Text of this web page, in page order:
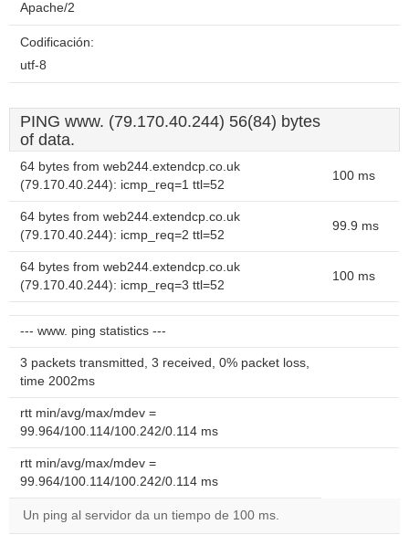
Apache/2
Codificación:
utf-8
PING www. (79.170.40.244) 56(84) bytes
of data.
64 bytes from web244.extendcp.co.uk
(79.170.40.244): icmp_req=1 ttl=52
100 ms
64 bytes from web244.extendcp.co.uk
(79.170.40.244): icmp_req=2 ttl=52
99.9 ms
64 bytes from web244.extendcp.co.uk
(79.170.40.244): icmp_req=3 ttl=52
100 ms
--- www. ping statistics ---
3 packets transmitted, 3 received, 0% packet loss,
time 2002ms
rtt min/avg/max/mdev =
99.964/100.114/100.242/0.114 ms
rtt min/avg/max/mdev =
99.964/100.114/100.242/0.114 ms
Un ping al servidor da un tiempo de 100 ms.